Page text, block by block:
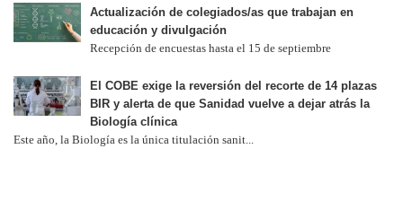
Actualización de colegiados/as que trabajan en
educación y divulgación
Recepción de encuestas hasta el 15 de septiembre
El COBE exige la reversión del recorte de 14 plazas
BIR y alerta de que Sanidad vuelve a dejar atrás la
Biología clínica
Este año, la Biología es la única titulación sanit...